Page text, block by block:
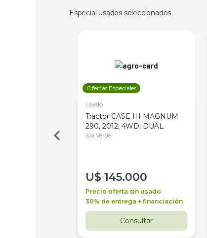
Especial usados seleccionados
Ofertas Especiales
Usado
Tractor CASE IH MAGNUM
290, 2012, 4WD, DUAL
Isla Verde
U$ 145.000
Precio oferta sin usado
30% de entrega + financiación
Consultar